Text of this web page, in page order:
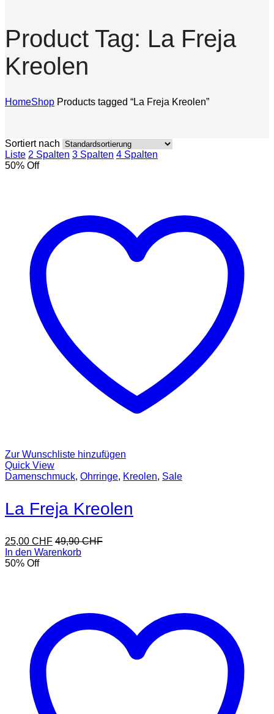
Product Tag: La Freja
Kreolen
HomeShop Products tagged “La Freja Kreolen”
Sortiert nach
Liste 2 Spalten 3 Spalten 4 Spalten
50% Off
Zur Wunschliste hinzufügen
Quick View
Damenschmuck, Ohrringe, Kreolen, Sale
La Freja Kreolen
25,00 CHF 49,90CHF
In den Warenkorb
50% Off